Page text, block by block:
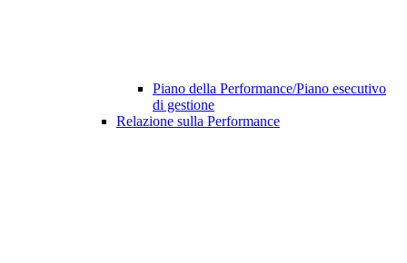
Piano della Performance/Piano esecutivo
di gestione
Relazione sulla Performance